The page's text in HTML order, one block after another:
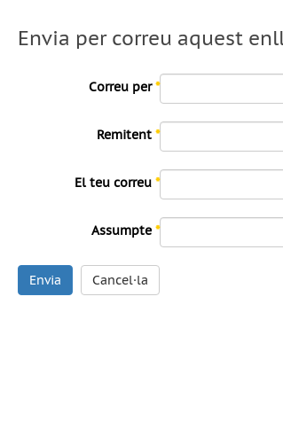
Envia per correu aquest
Correu per*
Remitent *
El teu correu *
Assumpte *
Envia Cancel·la